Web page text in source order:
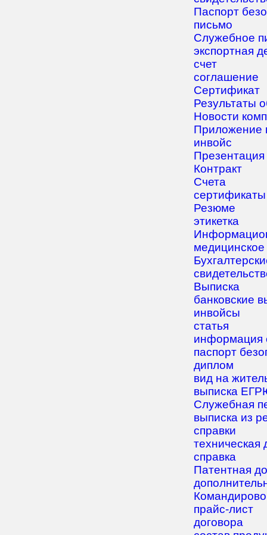
Паспорт
письмо
Служебное
экспортная
счет
соглашение
Сертификат
Результаты
Новости
Приложение
инвойс
Презентация
Контракт
Счета
сертификаты
Резюме
этикетка
Выписка
банковские
инвойсы
статья
информация
паспорт
диплом
вид на
выписка
Служебная
выписка из
справки
техническая
справка
Патентная
прайс-лист
договора